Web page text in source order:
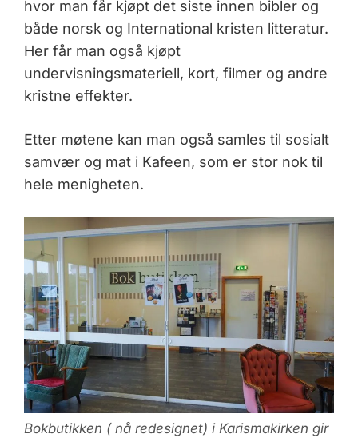
hvor man får kjøpt det siste innen bibler og
både norsk og International kristen litteratur.
Her får man også kjøpt
undervisningsmateriell, kort, filmer og andre
kristne effekter.
Etter møtene kan man også samles til sosialt
samvær og mat i Kafeen, som er stor nok til
hele menigheten.
Bokbutikken ( nå redesignet) i Karismakirken gir